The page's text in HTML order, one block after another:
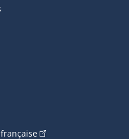
(Cet hyperlien